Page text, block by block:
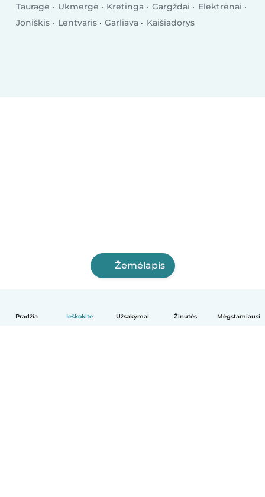
Pradžia Ieškokite Užsakymai Žinutės Mėgstamiausi
Tauragė
Ukmergė Kretinga Gargždai
Elektrėnai
Joniškis
Lentvaris Garliava Kaišiadorys
Žemėlapis